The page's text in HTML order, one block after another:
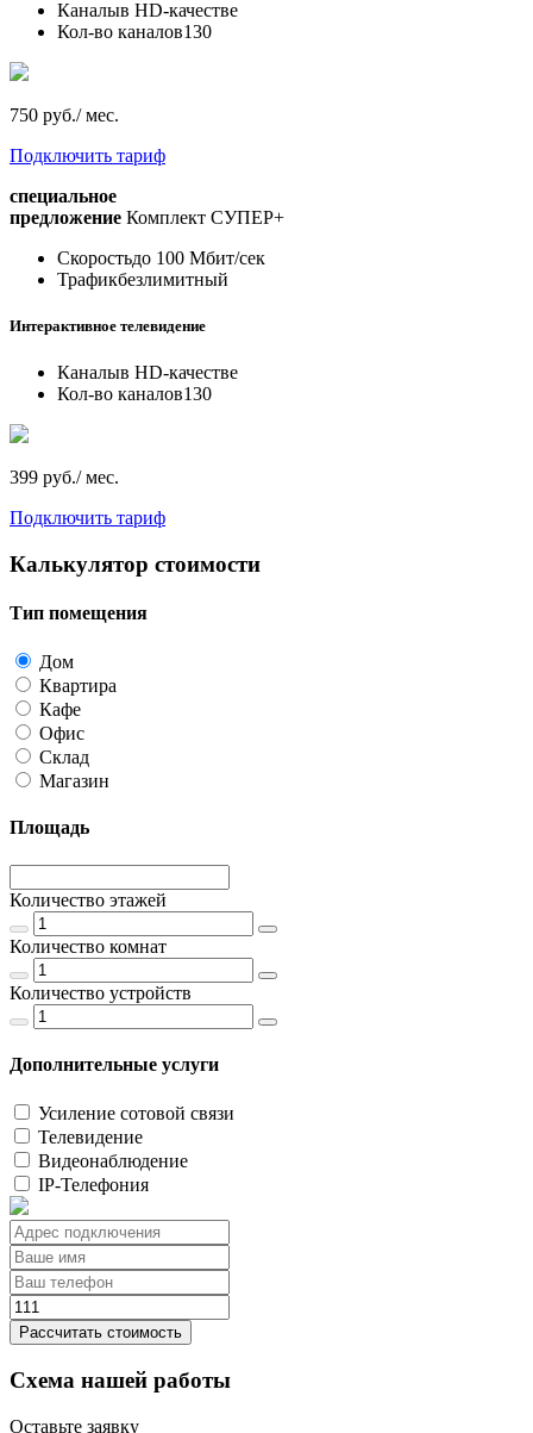
Каналыв HD-качестве
Кол-во каналов130
750 руб./ мес.
Подключить тариф
специальное
предложение Комплект СУПЕР+
Скоростьдо 100 Мбит/сек
Трафикбезлимитный
Интерактивное телевидение
Каналыв HD-качестве
Кол-во каналов130
399 руб./ мес.
Подключить тариф
Калькулятор стоимости
Тип помещения
Дом
Квартира
Кафе
Офис
Склад
Магазин
Площадь
Количество этажей
Количество комнат
Количество устройств
Дополнительные услуги
Усиление сотовой связи
Телевидение
Видеонаблюдение
IP-Телефония
Рассчитать стоимость
Схема нашей работы
Оставьте заявку